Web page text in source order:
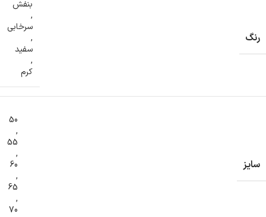
رنگ
بنفش
,
سرخابی
,
سفید
,
کرم
سایز
50
,
55
,
60
,
65
,
70